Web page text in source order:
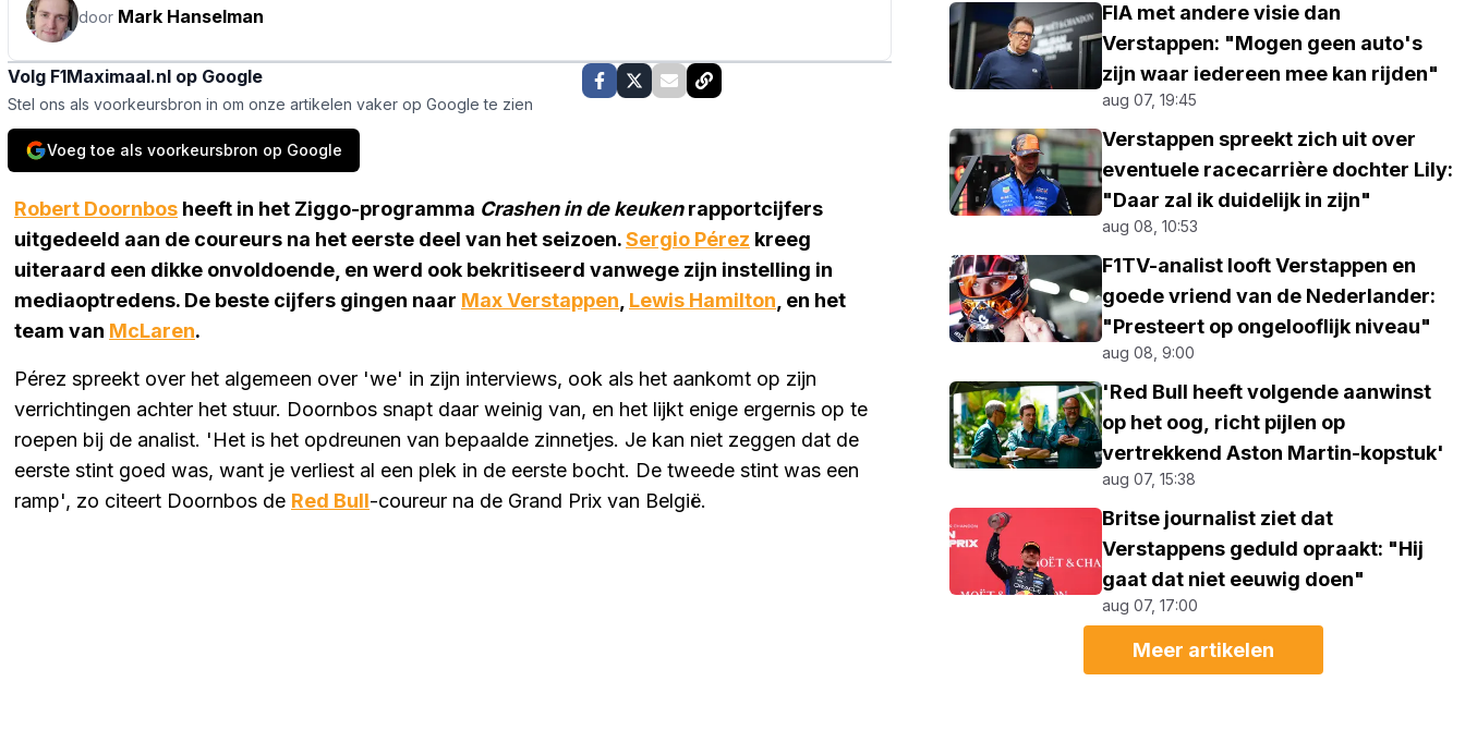
door Mark Hanselman
Volg F1Maximaal.nl op Google
Stel ons als voorkeursbron in om onze artikelen vaker op Google te zien
Voeg toe als voorkeursbron op Google
Robert Doornbos heeft in het Ziggo-programma Crashen in de keukenrapportcijfers
uitgedeeld aan de coureurs na het eerste deel van het seizoen.Sergio Pérez kreeg
uiteraard een dikke onvoldoende, en werd ook bekritiseerd vanwege zijn instelling in
mediaoptredens. De beste cijfers gingen naar Max Verstappen Lewis Hamilton , en het
team van McLaren.
Pérez spreekt over het algemeen over 'we' in zijn interviews, ook als het aankomt op zijn
verrichtingen achter het stuur. Doornbos snapt daar weinig van, en het lijkt enige ergernis op te
roepen bij de analist. 'Het is het opdreunen van bepaalde zinnetjes. Je kan niet zeggen dat de
eerste stint goed was, want je verliest al een plek in de eerste bocht. De tweede stint was een
ramp', zo citeert Doornbos de Red Bull-coureur na de Grand Prix van België.
FIA met andere visie dan
Verstappen: "Mogen geen auto's
zijn waar iedereen mee kan rijden"
aug 07, 19:45
Verstappen spreekt zich uit over
eventuele racecarrière dochter Lily:
"Daar zal ik duidelijk in zijn"
aug 08, 10:53
F1TV-analist looft Verstappen en
goede vriend van de Nederlander:
"Presteert op ongelooflijk niveau"
aug 08, 9:00
'Red Bull heeft volgende aanwinst
op het oog, richt pijlen op
vertrekkend Aston Martin-kopstuk'
aug 07, 15:38
Britse journalist ziet dat
Verstappens geduld opraakt: "Hij
gaat dat niet eeuwig doen"
aug 07, 17:00
Meer artikelen